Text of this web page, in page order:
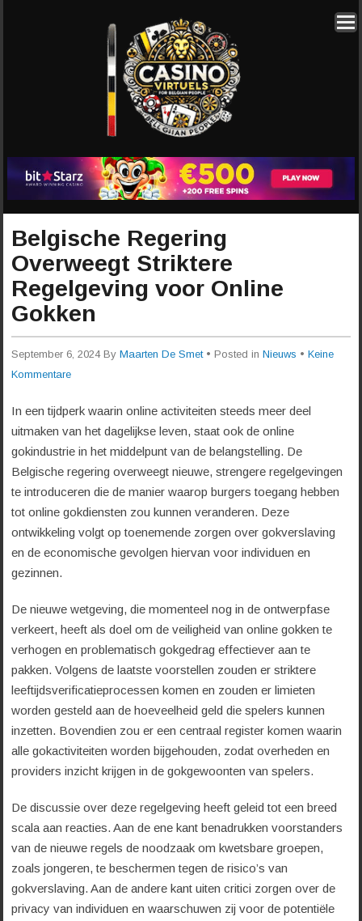
Belgische Regering
Overweegt Striktere
Regelgeving voor Online
Gokken
September 6, 2024By Maarten De Smet • Posted in Nieuws • Keine
Kommentare
In een tijdperk waarin online activiteiten steeds meer deel
uitmaken van het dagelijkse leven, staat ook de online
gokindustrie in het middelpunt van de belangstelling. De
Belgische regering overweegt nieuwe, strengere regelgevingen
te introduceren die de manier waarop burgers toegang hebben
tot online gokdiensten zou kunnen veranderen. Deze
ontwikkeling volgt op toenemende zorgen over gokverslaving
en de economische gevolgen hiervan voor individuen en
gezinnen.
De nieuwe wetgeving, die momenteel nog in de ontwerpfase
verkeert, heeft als doel om de veiligheid van online gokken te
verhogen en problematisch gokgedrag effectiever aan te
pakken. Volgens de laatste voorstellen zouden er striktere
leeftijdsverificatieprocessen komen en zouden er limieten
worden gesteld aan de hoeveelheid geld die spelers kunnen
inzetten. Bovendien zou er een centraal register komen waarin
alle gokactiviteiten worden bijgehouden, zodat overheden en
providers inzicht krijgen in de gokgewoonten van spelers.
De discussie over deze regelgeving heeft geleid tot een breed
scala aan reacties. Aan de ene kant benadrukken voorstanders
van de nieuwe regels de noodzaak om kwetsbare groepen,
zoals jongeren, te beschermen tegen de risico’s van
gokverslaving. Aan de andere kant uiten critici zorgen over de
privacy van individuen en waarschuwen zij voor de potentiële